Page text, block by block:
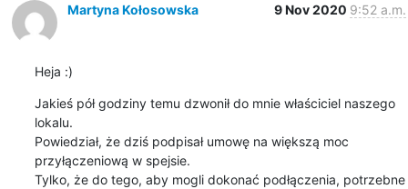
Martyna Kołosowska 9 Nov 2020 9:52 a.m.
Heja :)
Jakieś pół godziny temu dzwonił do mnie właściciel naszego
lokalu.
Powiedział, że dziś podpisał umowę na większą moc
przyłączeniową w spejsie.
Tylko, że do tego, aby mogli dokonać podłączenia, potrzebne